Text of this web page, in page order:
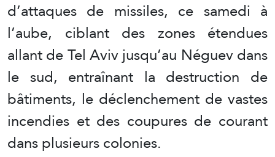
d’attaques de missiles, ce samedi à
l’aube, ciblant des zones étendues
allant de Tel Aviv jusqu’au Néguev dans
le sud, entraînant la destruction de
bâtiments, le déclenchement de vastes
incendies et des coupures de courant
dans plusieurs colonies.